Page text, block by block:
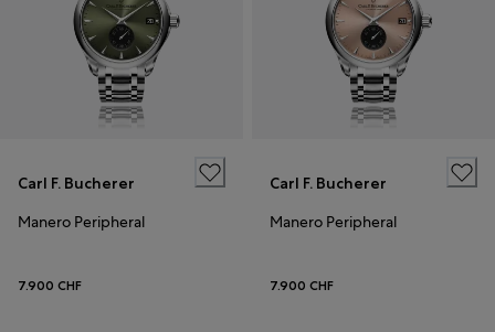
Carl F. Bucherer
Manero Peripheral
7.900 CHF
Carl F. Bucherer
Manero Peripheral
7.900 CHF